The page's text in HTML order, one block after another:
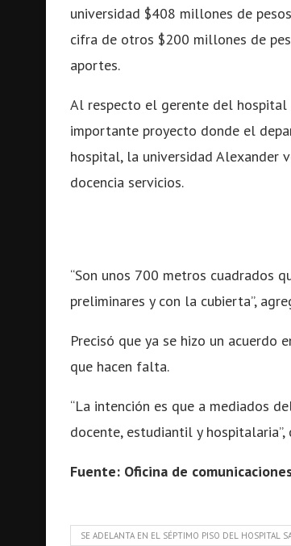
universidad $408 millones de
cifra de otros $200 millones de
aportes.
Al respecto el gerente del hospital
importante proyecto donde el
hospital, la universidad Alexander
docencia servicios.
“Son unos 700 metros cuadrados
preliminares y con la cubierta”,
Precisó que ya se hizo un
que hacen falta.
“La intención es que a mediados
docente, estudiantil y hospitalaria”,
Fuente: Oficina de
SE ADELANTA EN EL SÉPTIMO PISO DEL HOSPITAL